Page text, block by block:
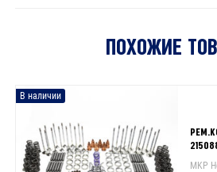
ПОХОЖИЕ
В наличии
MKP